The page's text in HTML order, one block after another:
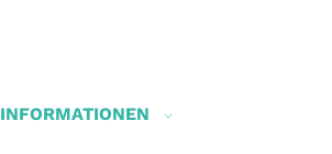
INFORMATIONEN